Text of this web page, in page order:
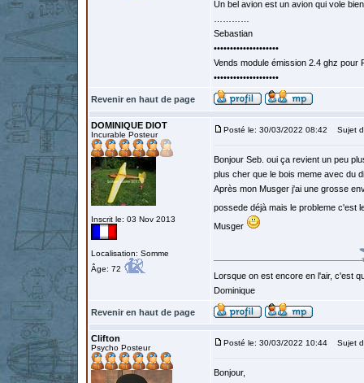
Un bel avion est un avion qui vole
Sebastian
••••••••••••••••••••
Vends module émission 2.4 ghz
••••••••••••••••••••
Revenir en haut de page
DOMINIQUE DIOT
Incurable Posteur
Inscrit le: 03 Nov 2013
Localisation: Somme
Âge: 72
Posté le: 30/03/2022 08:42 Sujet
Bonjour Seb. oui ça revient un peu
plus cher que le bois meme avec du
Après mon Musger j'ai une grosse
possede déjà mais le probleme c'est
Musger
Lorsque on est encore en l'air, c'est
Dominique
Revenir en haut de page
Clifton
Psycho Posteur
Posté le: 30/03/2022 10:44 Sujet
Bonjour,